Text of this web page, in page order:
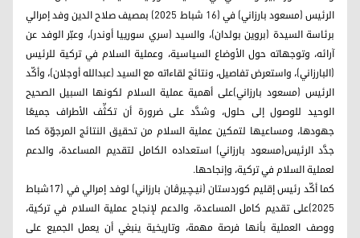
الرئيس (مسعود بارزاني) في (16 شباط 2025) بمصيف صلاح الدين وفد إمرالي
برئاسة السيدة (بروين بولدان)، والسيد (سري سورييا أوندر)، وعبّر الوفد عن
آرائه، وتوجهاته حول الأوضاع السياسية، وعملية السلام في تركية للرئيس
(البارزاني)، واستعرض تفاصيل، ونتائج لقاءاته مع السيد (عبدالله أوجلان)، وأكّد
الرئيس (مسعود بارزاني)على أهمية عملية السلام لكونها السبيل الصحيح
الوحيد للوصول إلى حلول، وشدَّد على ضرورة أن تكثِّف الأطراف جميعًا
جهودها، ومساعيها لتمكين عملية السلام من تحقيق النتائج المرجوّة كما
جدَّد الرئيس(مسعود بارزاني) استعداده الكامل لتقديم المساعدة، والدعم
لعملية السلام في تركية، وإنجاحها.
كما أكّد رئيس إقليم كوردستان (نيـچـيرڤان بارزاني) لوفد إمرالي في (17شباط
2025)على تقديم كامل المساعدة، والدعم لإنجاح عملية السلام في تركية،
ووصف العملية بأنها فرصة مهمة، وتاريخية ينبغي أن يعمل الجميع على